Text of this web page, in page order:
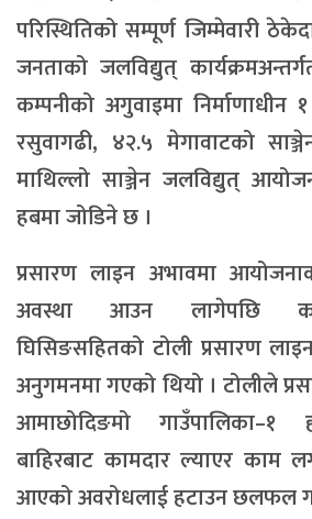
परिस्थितिको सम्पूर्ण जिम्मेवारी
जनताको जलविद्युत्
कम्पनीको अगुवाइमा
रसुवागढी, ४२.५ मेगावाटको
माथिल्लो साञ्जेन जलविद्युत्
हबमा जोडिने छ ।
प्रसारण लाइन अभावमा
अवस्था आउन लागेपछि
घिसिङसहितको टोली प्रसारण
अनुगमनमा गएको थियो । टोलीले
आमाछोदिङमो गाउँपालिका–१
बाहिरबाट कामदार ल्याएर काम
आएको अवरोधलाई हटाउन छलफल